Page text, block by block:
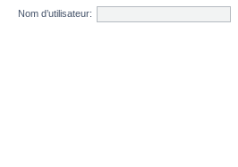
Nom d’utilisateur: